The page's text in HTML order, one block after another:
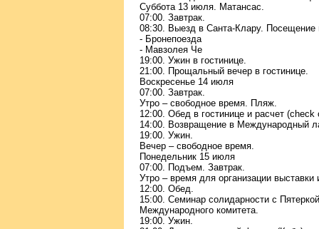
Суббота 13 июля. Матансас.
07:00. Завтрак.
08:30. Выезд в Санта-Клару. Посещение
- Бронепоезда
- Мавзолея Че
19:00. Ужин в гостинице.
21:00. Прощальный вечер в гостинице.
Воскресенье 14 июля
07:00. Завтрак.
Утро – свободное время. Пляж.
12:00. Обед в гостинице и расчет (check
14:00. Возвращение в Международный
19:00. Ужин.
Вечер – свободное время.
Понедельник 15 июля
07:00. Подъем. Завтрак.
Утро – время для организации
12:00. Обед.
15:00. Семинар солидарности с
Международного комитета.
19:00. Ужин.